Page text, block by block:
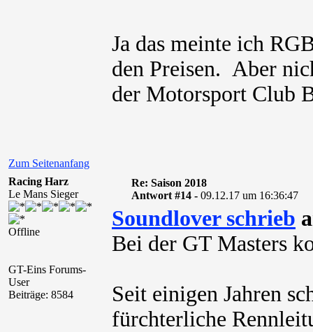
Ja das meinte ich
den Preisen. Aber
der Motorsport Club
Zum Seitenanfang
Racing Harz
Le Mans Sieger
Offline
GT-Eins Forums-
User
Beiträge: 8584
Re: Saison 2018
Antwort #14 - 09.12.17 um 16:36:47
Soundlover schrieb
Bei der GT Masters
Seit einigen Jahren
fürchterliche